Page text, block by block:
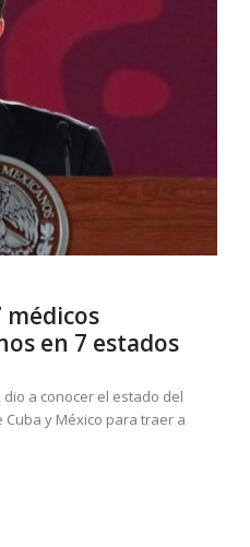
médicos
en 7 estados
dio a conocer el estado del
y México para traer a